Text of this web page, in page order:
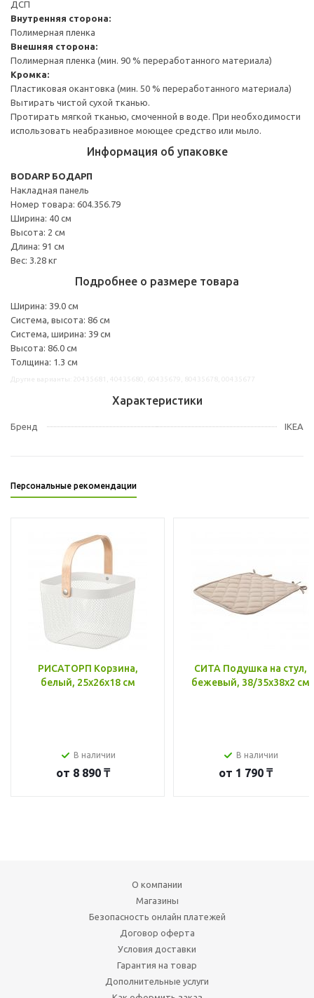
ДСП
Внутренняя сторона:
Полимерная пленка
Внешняя сторона:
Полимерная пленка (мин. 90 % переработанного материала)
Кромка:
Пластиковая окантовка (мин. 50 % переработанного материала)
Вытирать чистой сухой тканью.
Протирать мягкой тканью, смоченной в воде. При необходимости
использовать неабразивное моющее средство или мыло.
Информация об упаковке
BODARP БОДАРП
Накладная панель
Номер товара: 604.356.79
Ширина: 40 см
Высота: 2 см
Длина: 91 см
Вес: 3.28 кг
Подробнее о размере товара
Ширина: 39.0 см
Система, высота: 86 см
Система, ширина: 39 см
Высота: 86.0 см
Толщина: 1.3 см
Характеристики
Бренд IKEA
Персональные рекомендации
РИСАТОРП Корзина,
белый, 25x26x18 см
В наличии
от 8 890 ₸
СИТА Подушка на стул,
бежевый, 38/35x38x2 см
В наличии
от 1 790 ₸
О компании
Магазины
Безопасность онлайн платежей
Договор оферта
Условия доставки
Гарантия на товар
Дополнительные услуги